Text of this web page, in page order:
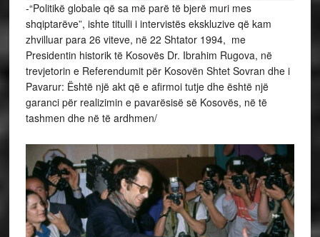
­-“Politikë globale që sa më parë të bjerë muri mes
shqiptarëve”, ishte titulli i intervistës ekskluzive që kam
zhvilluar para 26 viteve, në 22 Shtator 1994, me
Presidentin historik të Kosovës Dr. Ibrahim Rugova, në
trevjetorin e Referendumit për Kosovën Shtet Sovran dhe i
Pavarur: Është një akt që e afirmoi tutje dhe është një
garanci për realizimin e pavarësisë së Kosovës, në të
tashmen dhe në të ardhmen/